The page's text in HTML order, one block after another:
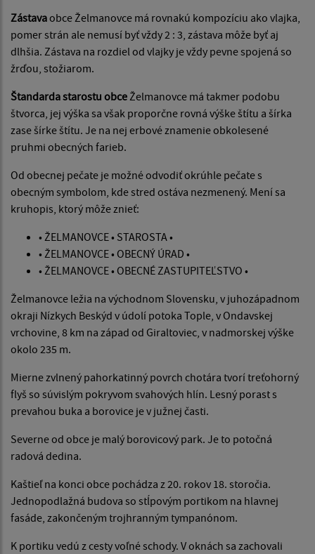
Zástavaobce Želmanovce má rovnakú kompozíciu ako vlajka,
pomer strán ale nemusí byť vždy 2 : 3, zástava môže byť aj
dlhšia. Zástava na rozdiel od vlajky je vždy pevne spojená so
žrďou, stožiarom.
Štandarda starostu obce Želmanovce má takmer podobu
štvorca, jej výška sa však proporčne rovná výške štítu a šírka
zase šírke štítu. Je na nej erbové znamenie obkolesené
pruhmi obecných farieb.
Od obecnej pečate je možné odvodiť okrúhle pečate s
obecným symbolom, kde stred ostáva nezmenený. Mení sa
kruhopis, ktorý môže znieť:
• ŽELMANOVCE • STAROSTA •
• ŽELMANOVCE • OBECNÝ ÚRAD •
• ŽELMANOVCE • OBECNÉ ZASTUPITEĽSTVO •
Želmanovce ležia na východnom Slovensku, v juhozápadnom
okraji Nízkych Beskýd v údolí potoka Tople, v Ondavskej
vrchovine, 8 km na západ od Giraltoviec, v nadmorskej výške
okolo 235 m.
Mierne zvlnený pahorkatinný povrch chotára tvorí treťohorný
flyš so súvislým pokryvom svahových hlín. Lesný porast s
prevahou buka a borovice je v južnej časti.
Severne od obce je malý borovicový park. Je to potočná
radová dedina.
Kaštieľ na konci obce pochádza z 20. rokov 18. storočia.
Jednopodlažná budova so stĺpovým portikom na hlavnej
fasáde, zakončeným trojhranným tympanónom.
K portiku vedú z cesty voľné schody. V oknách sa zachovali